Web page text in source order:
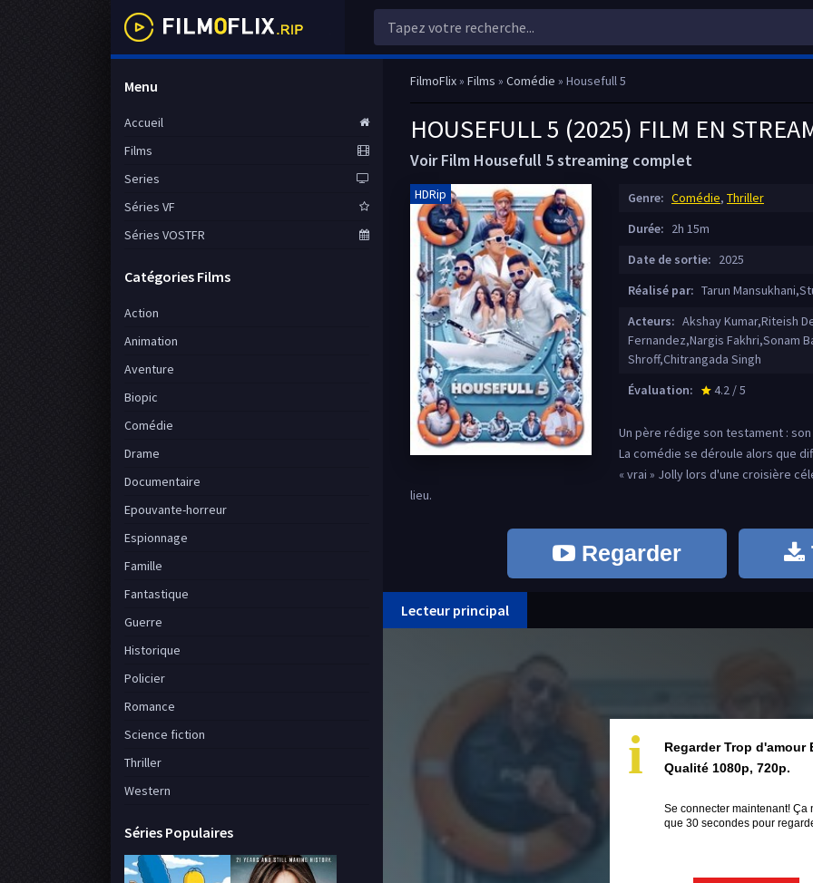
FilmoFlix» Films » Comédie » Housefull 5
HOUSEFULL 5 (2025) FILM EN
Voir Film Housefull 5 streaming complet
HDRip Genre: Comédie, Thriller
Durée: 2h 15m
Date de sortie: 2025
Réalisé par: Tarun
Acteurs: Akshay Kumar,Riteish
Fernandez,Nargis Fakhri,Sonam
Shroff,Chitrangada Singh
Évaluation:
star_rate
4.2 / 5
Un père rédige son testament :
La comédie se déroule alors que
« vrai » Jolly lors d'une croisière
lieu.
Regarder
Lecteur principal
i
Regarder Trop d'amour
Qualité 1080p, 720p.
Se connecter maintenant! Ça
que 30 secondes pour
Menu
Accueil
Films
Series
Séries VF
Séries VOSTFR
Catégories Films
Action
Animation
Aventure
Biopic
Comédie
Drame
Documentaire
Epouvante-horreur
Espionnage
Famille
Fantastique
Guerre
Historique
Policier
Romance
Science fiction
Thriller
Western
Séries Populaires